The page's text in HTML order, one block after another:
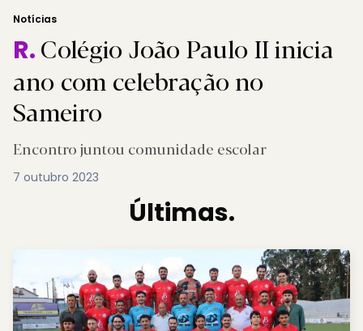
Notícias
R.Colégio João Paulo II inicia
ano com celebração no
Sameiro
Encontro juntou comunidade escolar
7 outubro 2023
Últimas.